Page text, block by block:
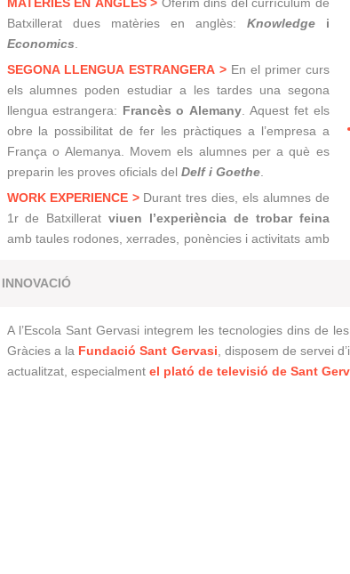
Batxillerat dues matèries en anglès: Knowledge i
Economics
SEGONA LLENGUA ESTRANGERA > En el primer curs
els alumnes poden estudiar a les tardes una segona
llengua estrangera: Francès o Alemany. Aquest fet els
obre la possibilitat de fer les pràctiques a l’empresa a
França o Alemanya. Movem els alumnes per a què es
preparin les proves oficials del Delf i Goethe.
WORK EXPERIENCE > Durant tres dies, els alumnes de
1r de Batxillerat viuen l’experiència de trobar feina
amb taules rodones, xerrades, ponències i activitats amb
INNOVACIÓ
A l’Escola Sant Gervasi integrem les tecnologies dins de
Gràcies a la Fundació Sant Gervasi , disposem de servei
actualitzat, especialment el plató de televisió de Sant